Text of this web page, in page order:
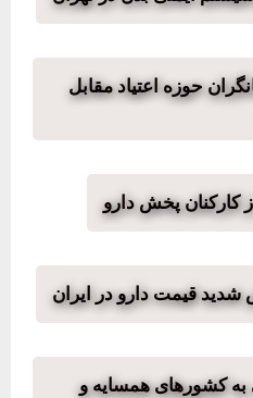
حوزه اعتیاد مقابل
کارکنان پخش دارو
شدید قیمت دارو در ایران
به کشورهای همسایه و